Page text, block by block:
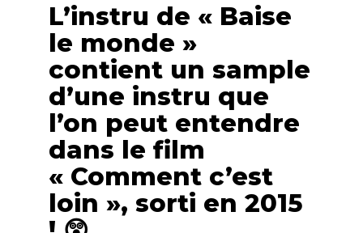
L’instru de « Baise
le monde »
contient un sample
d’une instru que
l’on peut entendre
dans le film
« Comment c’est
loin », sorti en 2015